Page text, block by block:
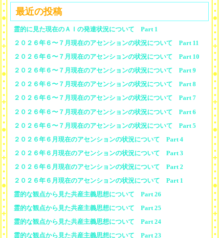
最近の投稿
霊的に見た現在のＡＩの発達状況について Part 1
２０２６年６〜７月現在のアセンションの状況について Part 11
２０２６年６〜７月現在のアセンションの状況について Part 10
２０２６年６〜７月現在のアセンションの状況について Part 9
２０２６年６〜７月現在のアセンションの状況について Part 8
２０２６年６〜７月現在のアセンションの状況について Part 7
２０２６年６〜７月現在のアセンションの状況について Part 6
２０２６年６〜７月現在のアセンションの状況について Part 5
２０２６年６月現在のアセンションの状況について Part 4
２０２６年６月現在のアセンションの状況について Part 3
２０２６年６月現在のアセンションの状況について Part 2
２０２６年６月現在のアセンションの状況について Part 1
霊的な観点から見た共産主義思想について Part 26
霊的な観点から見た共産主義思想について Part 25
霊的な観点から見た共産主義思想について Part 24
霊的な観点から見た共産主義思想について Part 23